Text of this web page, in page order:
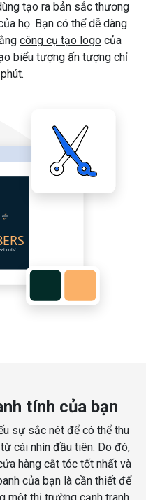
tạo ra bản sắc thương
họ. Bạn có thể dễ dàng
công cụ tạo logo của
biểu tượng ấn tượng chỉ
tính của bạn
sự sắc nét để có thể thu
cái nhìn đầu tiên. Do đó,
hàng cắt tóc tốt nhất và
của bạn là cần thiết để